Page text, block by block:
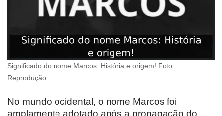
Significado do nome Marcos: História e origem! Foto:
Reprodução
No mundo ocidental, o nome Marcos foi
amplamente adotado após a propagação do